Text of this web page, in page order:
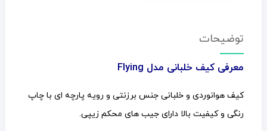
توضیحات
معرفی کیف خلبانی مدل Flying
کیف هوانوردی و خلبانی جنس برزنتی و رویه پارچه ای با چاپ
رنگی و کیفیت بالا دارای جیب های محکم زیپی.